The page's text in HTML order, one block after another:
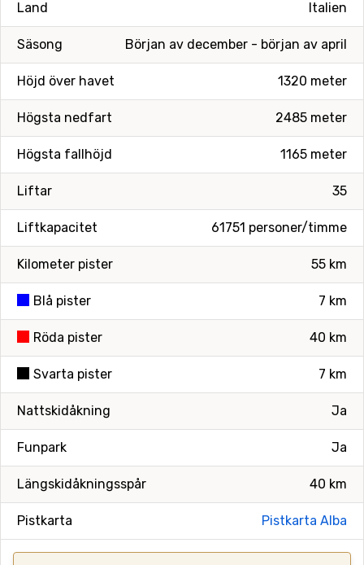
Italien
Land
Början av december - början av april
Säsong
1320 meter
Höjd över havet
2485 meter
Högsta nedfart
1165 meter
Högsta fallhöjd
35
Liftar
61751 personer/timme
Liftkapacitet
55 km
Kilometer pister
7 km
Blå pister
40 km
Röda pister
7 km
Svarta pister
Ja
Nattskidåkning
Ja
Funpark
40 km
Längskidåkningsspår
Pistkarta Alba
Pistkarta